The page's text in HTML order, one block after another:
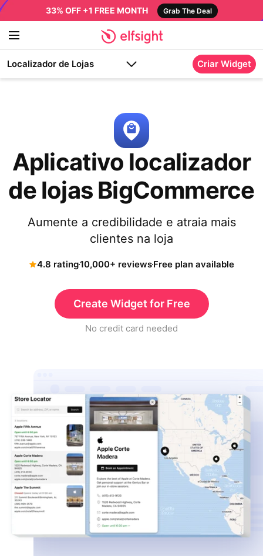
33% OFF +1 FREE MONTH Grab The Deal
Localizador de Lojas Criar Widget
Aplicativo localizador
de lojas BigCommerce
Aumente a credibilidade e atraia mais
clientes na loja
4.8 rating10,000+ reviewsFree plan available
Create Widget for Free
No credit card needed